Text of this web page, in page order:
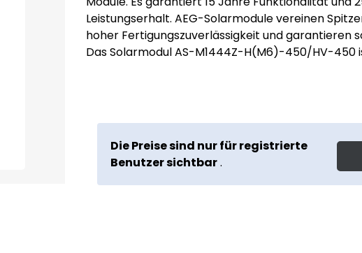
Leistungserhalt. AEG-Solarmodule vereinen
hoher Fertigungszuverlässigkeit und garantieren
Das Solarmodul AS-M1444Z-H(M6)-450/HV-450
Die Preise sind nur für registrierte
Benutzer sichtbar.